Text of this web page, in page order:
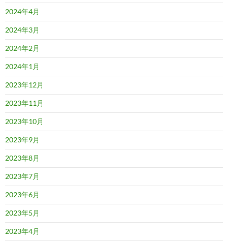
2024年4月
2024年3月
2024年2月
2024年1月
2023年12月
2023年11月
2023年10月
2023年9月
2023年8月
2023年7月
2023年6月
2023年5月
2023年4月